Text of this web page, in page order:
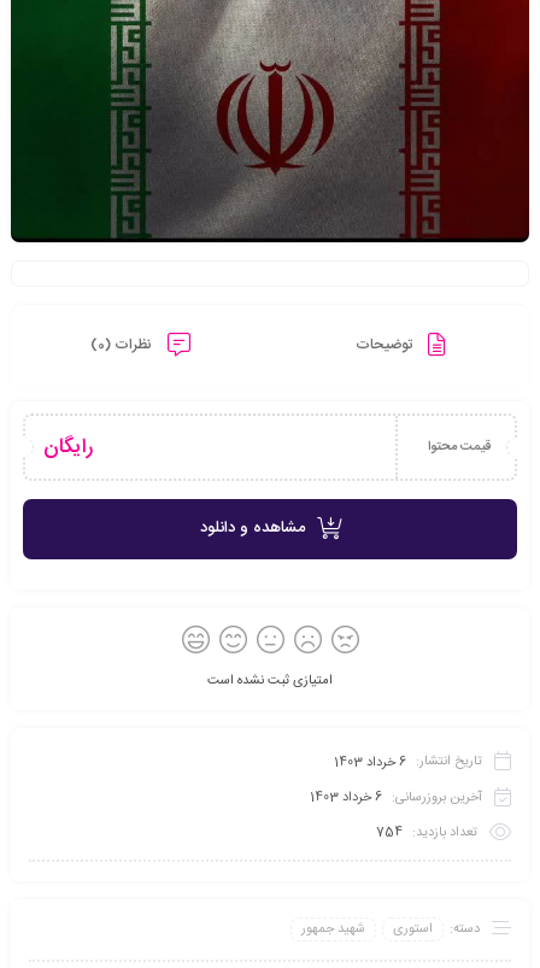
توضیحات نظرات (0)
قیمت محتوا رایگان
مشاهده و دانلود
امتیازی ثبت نشده است
تاریخ انتشار: 6 خرداد 1403
آخرین بروزرسانی: 6 خرداد 1403
تعداد بازدید: 754
دسته: استوری شهید جمهور